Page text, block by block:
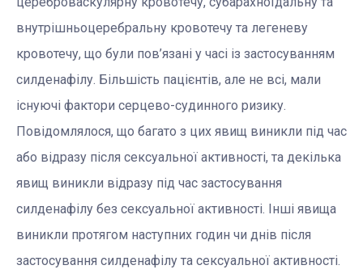
внутрішньоцеребральну кровотечу та легеневу
кровотечу, що були пов’язані у часі із застосуванням
силденафілу. Більшість пацієнтів, але не всі, мали
існуючі фактори серцево-судинного ризику.
Повідомлялося, що багато з цих явищ виникли під час
або відразу після сексуальної активності, та декілька
явищ виникли відразу під час застосування
силденафілу без сексуальної активності. Інші явища
виникли протягом наступних годин чи днів після
застосування силденафілу та сексуальної активності.